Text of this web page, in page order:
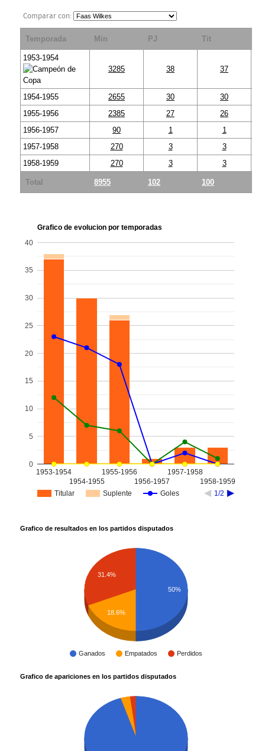
Comparar con:
Temporada Min PJ Tit
1953-1954
3285
38 37
1954-1955 2655 30
30
1955-1956
2385 27
26
1956-1957
90 1
1
1957-1958
270 3
3
1958-1959
270 3 3
Total 8955 102 100
Grafico de evolucion por temporadas
Titular Suplente Goles 1/2
1953-1954
1954-1955
1955-1956
1956-1957
1957-1958
1958-1959
0
5
10
15
20
25
30
35
40
Grafico de resultados en los partidos disputados
Ganados Empatados Perdidos
31.4%
18.6%
50%
Grafico de apariciones en los partidos disputados